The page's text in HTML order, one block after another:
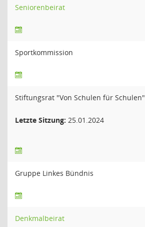
Seniorenbeirat
Sportkommission
Stiftungsrat "Von Schulen für Schulen"
Letzte Sitzung: 25.01.2024
Gruppe Linkes Bündnis
Denkmalbeirat